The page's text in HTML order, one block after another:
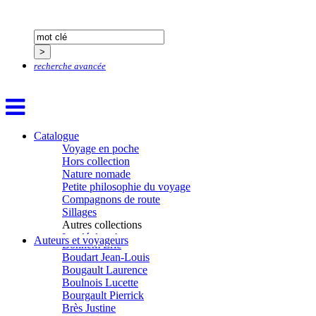
recherche avancée
Catalogue
Voyage en poche
Hors collection
Nature nomade
Petite philosophie du voyage
Compagnons de route
Sillages
Autres collections
La clé des champs
Chemins d’étoiles
Visions
Auteurs et voyageurs
Bellanger Marc
Bellec Hervé
Benestar Géraldine
Billard Yannick
Blanchet Anne-Lise
Bluntzer Christophe
Bobin Mathieu
Boch Anne-Laure
Boch Julie
Boclet-Weller Robin
Boillot Henri
Bonnem Éric
Boudart Jean-Louis
Bougault Laurence
Boulnois Lucette
Bourgault Pierrick
Brès Justine